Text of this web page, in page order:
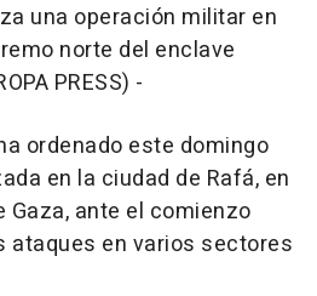
una operación militar en
norte del enclave
PRESS) -
ordenado este domingo
en la ciudad de Rafá, en
Gaza, ante el comienzo
ataques en varios sectores